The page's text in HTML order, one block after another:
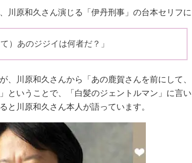
川原和久さん演じる「伊丹刑事」の台本セリフに
）あのジジイは何者だ？」
、川原和久さんから「あの鹿賀さんを前にして、
ということで、「白髪のジェントルマン」に言い
と川原和久さん本人が語っています。